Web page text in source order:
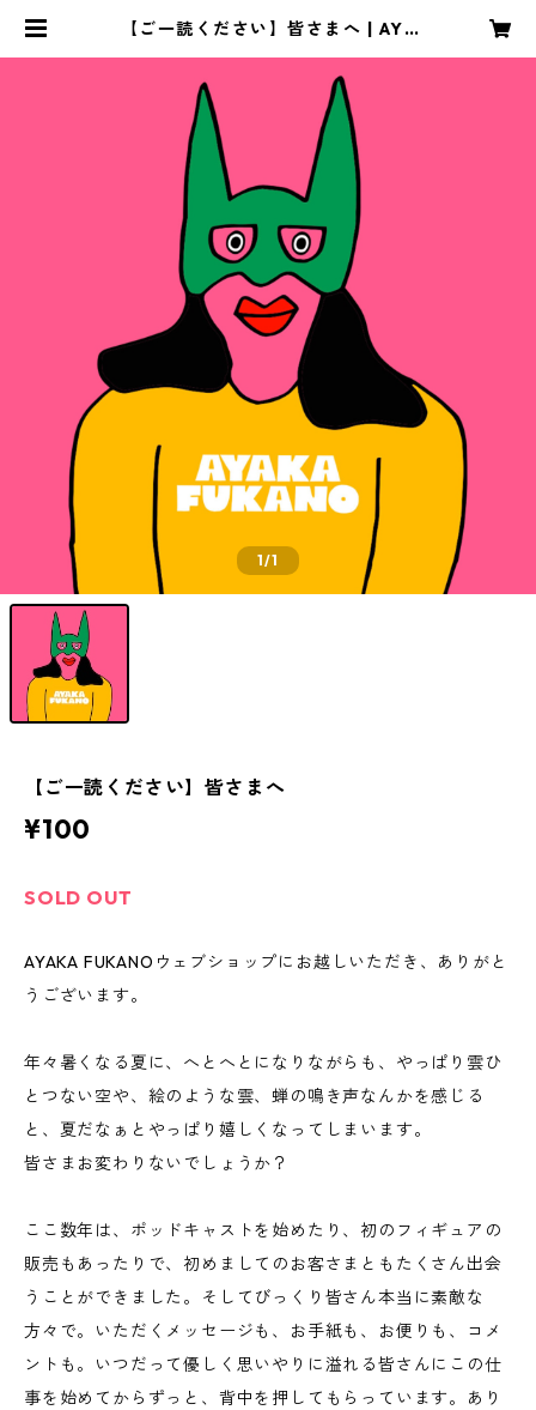
【ご一読ください】皆さまへ | AYA
1/1
【ご一読ください】皆さまへ
¥100
SOLD OUT
AYAKA FUKANOウェブショップにお越しいただき、ありがと
うございます。
年々暑くなる夏に、へとへとになりながらも、やっぱり雲ひ
とつない空や、絵のような雲、蝉の鳴き声なんかを感じる
と、夏だなぁとやっぱり嬉しくなってしまいます。
皆さまお変わりないでしょうか？
ここ数年は、ポッドキャストを始めたり、初のフィギュアの
販売もあったりで、初めましてのお客さまともたくさん出会
うことができました。そしてびっくり皆さん本当に素敵な
方々で。いただくメッセージも、お手紙も、お便りも、コメ
ントも。いつだって優しく思いやりに溢れる皆さんにこの仕
事を始めてからずっと、背中を押してもらっています。あり